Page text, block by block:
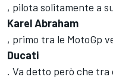
, pilota solitamente a
Karel Abraham
, primo tra le MotoGp
Ducati
. Va detto però che tra